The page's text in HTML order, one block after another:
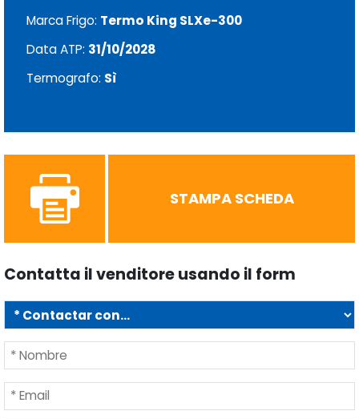
Marca Frigo: Termo King SLXe-300
Data ATP: 31/10/2028
Termografo: Sì
STAMPA SCHEDA
Contatta il venditore usando il form